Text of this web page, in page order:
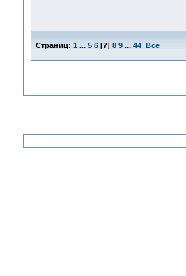
Страниц: 1 ... 5 6[7] 8 9 ... 44 Все